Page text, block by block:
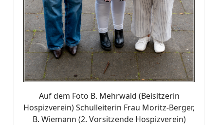
Auf dem Foto B. Mehrwald (Beisitzerin
Hospizverein) Schulleiterin Frau Moritz-Berger,
B. Wiemann (2. Vorsitzende Hospizverein)